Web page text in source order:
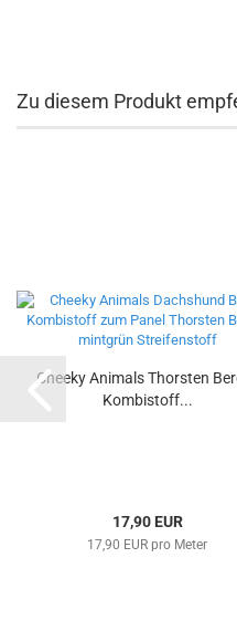
Zu diesem Produkt
Cheeky Animals Thorsten
Kombistoff...
17,90 EUR
17,90 EUR pro Meter